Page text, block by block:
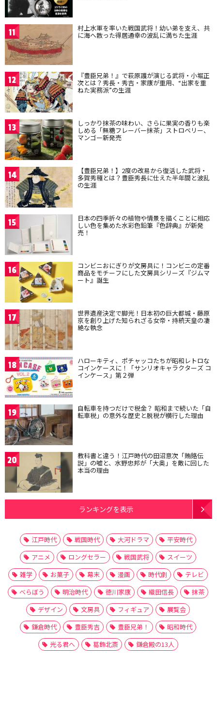
11 村上水軍を率いた戦国武将！幼い弟を支え、共
に海へ散った得居通幸の波乱に満ちた生涯
12 『豊臣兄弟！』で萩原護が演じる武将・小堀正
次とは？秀長・秀吉・家康が重用、“出家を重
ねた実務派”の生涯
13 しっかり抹茶の味わい、さらに果実の香りも楽
しめる「無糖フレーバー抹茶」ストロベリー、
マンゴー新発売
14 【豊臣兄弟！】2度の改易から復活した武将・
多賀秀種とは？豊臣秀長に仕えた半年間と波乱
の生涯
15 日本の四季折々の植物や情景を描くことに相応
しい色を集めた水彩色鉛筆『色辞典』が新発
売！
16 コンビニおにぎりが文房具に！コンビニの定番
商品をモチーフにした文房具シリーズ『ジムマ
ート』誕生
17 世界遺産決定で脚光！日本初の巨大都城・藤原
京を創り上げた知られざる女帝・持統天皇の凄
絶な執念
18 ハローキティ、ポチャッコたちが昭和レトロな
コインケースに！「サンリオキャラクターズ コ
インケース」第２弾
19 自転車を持つだけで税金？ 昭和まで続いた「自
転車税」の意外な歴史と脱税が横行した理由
20 教科書と違う！江戸時代の田沼意次「賄賂伝
説」の嘘と、水野忠邦が「大奥」を敵に回した
本当の理由
ランキングを表示
江戸時代 戦国時代 大河ドラマ
平安時代
アニメ
ロングセラー 戦国武将
スイーツ
雑学
お菓子 幕末 漫画 時代劇
テレビ
べらぼう
明治時代 徳川家康 織田信長
抹茶
デザイン
文房具 フィギュア
展覧会
鎌倉時代
豊臣秀吉 豊臣兄弟！
昭和時代
光る君へ
葛飾北斎 鎌倉殿の13人